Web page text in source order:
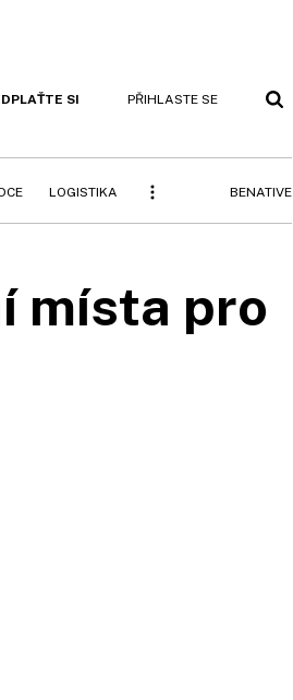
SI PŘIHLASTE SE
LOGISTIKA BENATIVE
místa pro